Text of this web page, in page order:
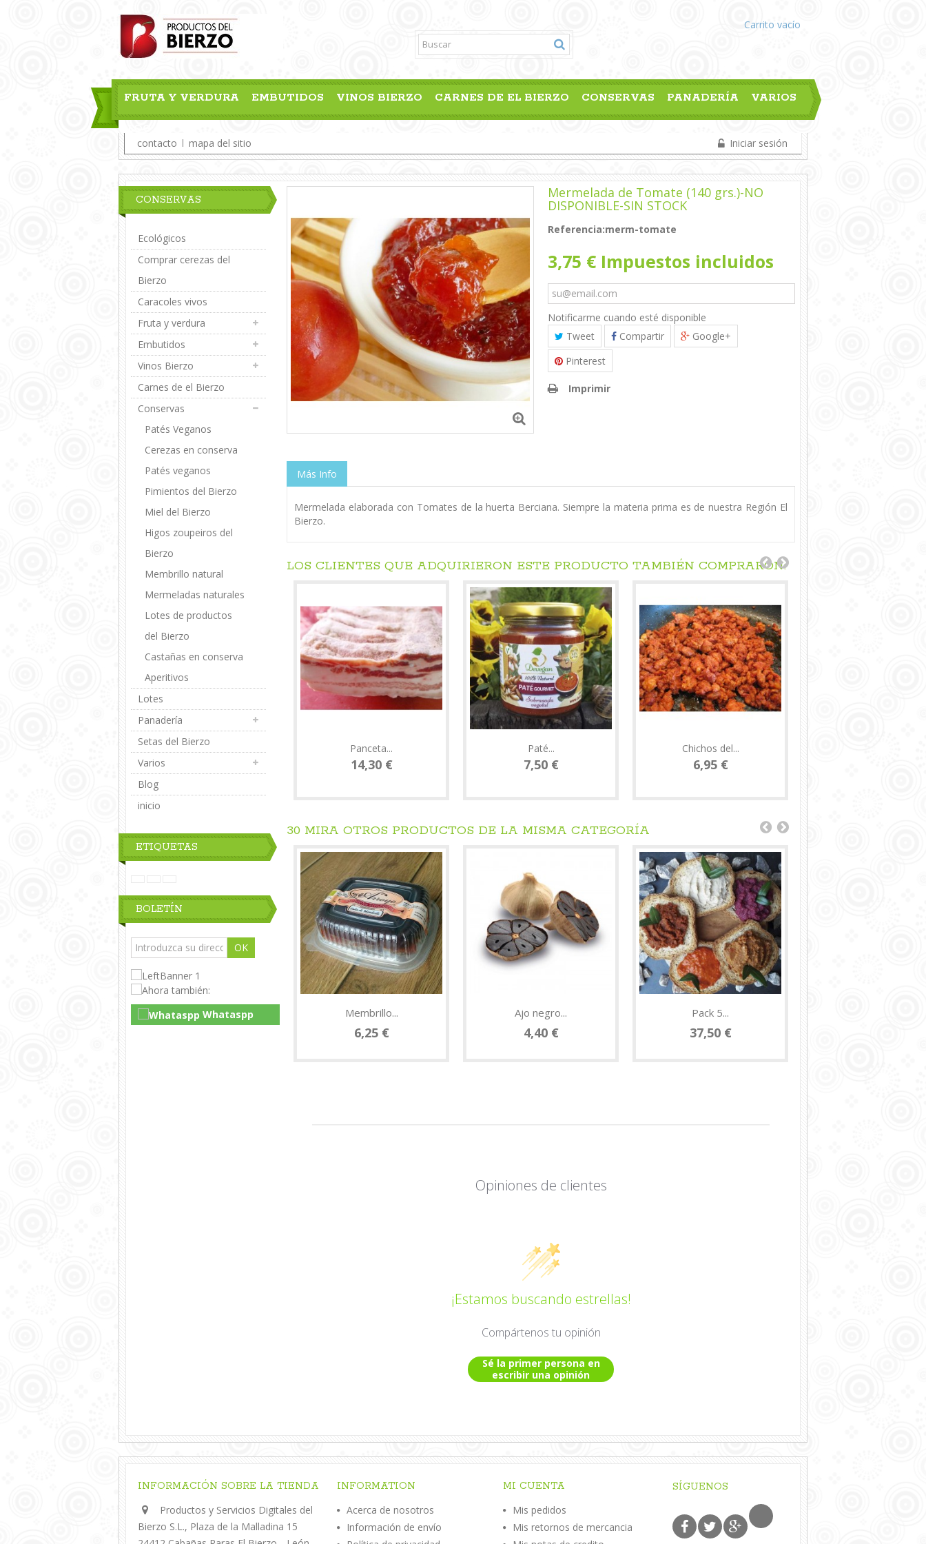
Carrito vacío
FRUTA Y VERDURA EMBUTIDOS VINOS BIERZO CARNES DE EL BIERZO CONSERVAS PANADERÍA VARIOS
contacto
mapa del sitio Iniciar sesión
CONSERVAS
Ecológicos
Comprar cerezas del
Bierzo
Caracoles vivos
Fruta y verdura
Embutidos
Vinos Bierzo
Carnes de el Bierzo
Conservas
Patés Veganos
Cerezas en conserva
Patés veganos
Pimientos del Bierzo
Miel del Bierzo
Higos zoupeiros del
Bierzo
Membrillo natural
Mermeladas naturales
Lotes de productos
del Bierzo
Castañas en conserva
Aperitivos
Lotes
Panadería
Setas del Bierzo
Varios
Blog
inicio
ETIQUETAS
BOLETÍN
OK
Whataspp
Live Chat
Mermelada de Tomate (140 grs.)-NO
DISPONIBLE-SIN STOCK
Referencia:merm-tomate
3,75 € Impuestos incluidos
Notificarme cuando esté disponible
Tweet
Compartir
Google+
Pinterest
Imprimir
Más Info
Mermelada elaborada con Tomates de la huerta Berciana. Siempre la materia prima es de nuestra Región El
Bierzo.
LOS CLIENTES QUE ADQUIRIERON ESTE PRODUCTO TAMBIÉN COMPRARON:
Panceta...
14,30 €
Paté...
7,50 €
Chichos del...
6,95 €
30 MIRA OTROS PRODUCTOS DE LA MISMA CATEGORÍA
Membrillo...
6,25 €
Ajo negro...
4,40 €
Pack 5...
37,50 €
Opiniones de clientes
¡Estamos buscando estrellas!
Compártenos tu opinión
Sé la primer persona en
escribir una opinión
INFORMACIÓN SOBRE LA TIENDA
Productos y Servicios Digitales del
Bierzo S.L., Plaza de la Malladina 15
INFORMATION
Acerca de nosotros
Información de envío
MI CUENTA
Mis pedidos
Mis retornos de mercancia
SÍGUENOS